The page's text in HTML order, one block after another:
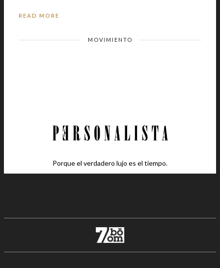
READ MORE
MOVIMIENTO
Porque el verdadero lujo es el tiempo.